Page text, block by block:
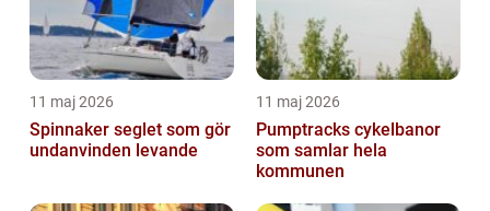
11 maj 2026
Spinnaker seglet som gör
undanvinden levande
11 maj 2026
Pumptracks cykelbanor
som samlar hela
kommunen